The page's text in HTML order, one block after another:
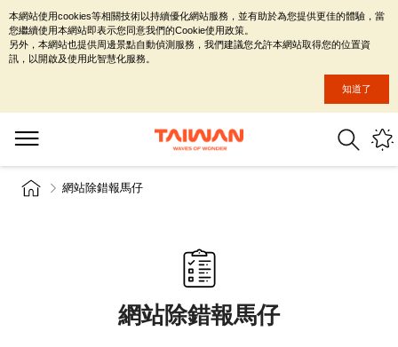
網站除錯報馬仔
網站除錯報馬仔
本網站使用cookies等相關技術以持續優化網站服務，並有助於為您提供更佳的體驗，當
您繼續使用本網站即表示您同意我們的Cookie使用政策。
另外，本網站也提供周邊景點自動偵測服務，我們建議您允許本網站取得您的位置資
訊，以開啟及使用此智慧化服務。
知道了